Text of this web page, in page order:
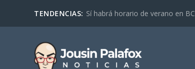
TENDENCIAS: Sí habrá horario de verano en BC